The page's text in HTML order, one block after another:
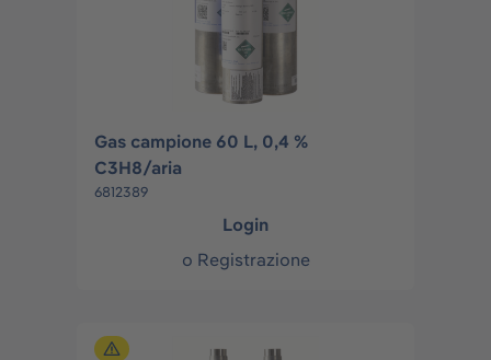
Gas campione 60 L, 0,4 %
C3H8/aria
6812389
Login
o Registrazione